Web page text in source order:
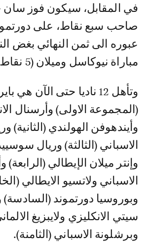
في المقابل، سيكون فوز سان
صاحب سبع نقاط، على
عبوره الى ثمن النهائي بغض
مباراة نيوكاسل وميلان (5 نقاط لكل منهما).
وتأهل 12 ناديا حتى الآن هي
(المجموعة الاولى) وأرسنال
وأيندهوفن الهولندي (الثانية)
الاسباني (الثالثة) وريال
وإنتر ميلان الإيطالي (الرابعة)
الاسباني ولاتسيو الايطالي
وبوروسيا دورتموند
سيتي الانكليزي ولايبزيغ
وبرشلونة الاسباني (الثامنة).